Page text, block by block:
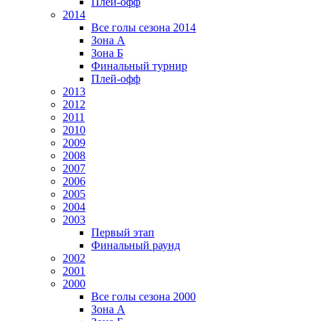
2014
Все голы сезона 2014
Зона А
Зона Б
Финальный турнир
Плей-офф
2013
2012
2011
2010
2009
2008
2007
2006
2005
2004
2003
Первый этап
Финальный раунд
2002
2001
2000
Все голы сезона 2000
Зона А